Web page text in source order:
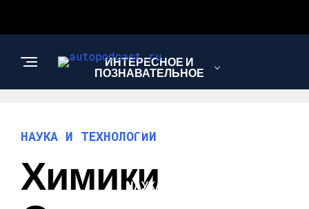
ИНТЕРЕСНОЕ И
ПОЗНАВАТЕЛЬНОЕ
АВТО
НАУКА И
НАУКА И ТЕХНОЛОГИИ
Химики